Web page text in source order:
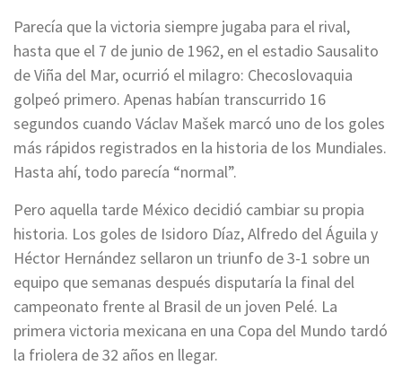
Parecía que la victoria siempre jugaba para el rival,
hasta que el 7 de junio de 1962, en el estadio Sausalito
de Viña del Mar, ocurrió el milagro: Checoslovaquia
golpeó primero. Apenas habían transcurrido 16
segundos cuando Václav Mašek marcó uno de los goles
más rápidos registrados en la historia de los Mundiales.
Hasta ahí, todo parecía “normal”.
Pero aquella tarde México decidió cambiar su propia
historia. Los goles de Isidoro Díaz, Alfredo del Águila y
Héctor Hernández sellaron un triunfo de 3-1 sobre un
equipo que semanas después disputaría la final del
campeonato frente al Brasil de un joven Pelé. La
primera victoria mexicana en una Copa del Mundo tardó
la friolera de 32 años en llegar.